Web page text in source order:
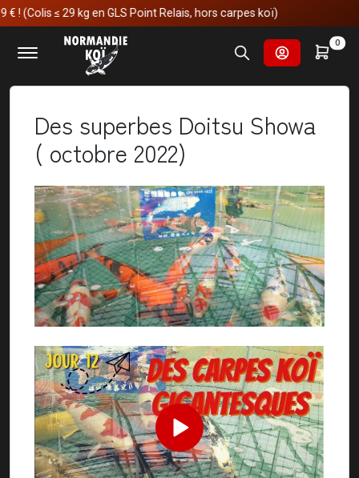
≤ 29 kg en GLS Point Relais, hors carpes koï)
0
Accueil
Nos voyages au japon
Des superbes Doitsu Showa ( octobre 2022)
Des superbes Doitsu Showa
( octobre 2022)